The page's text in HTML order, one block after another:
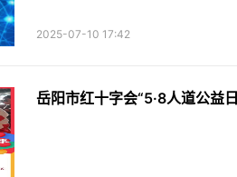
2025-07-10 17:42
岳阳市红十字会“5·8人道公益